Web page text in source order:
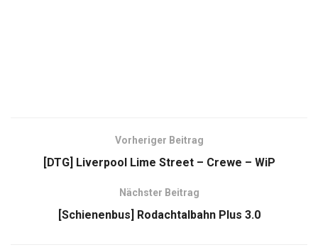
Vorheriger Beitrag
[DTG] Liverpool Lime Street – Crewe – WiP
Nächster Beitrag
[Schienenbus] Rodachtalbahn Plus 3.0